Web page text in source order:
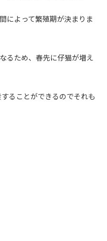
によって繁殖期が決まりま
るため、春先に仔猫が増え
ることができるのでそれも